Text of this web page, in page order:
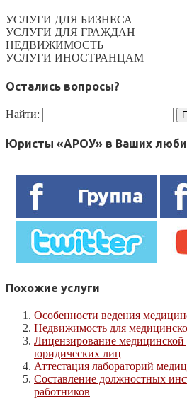
УСЛУГИ ДЛЯ БИЗНЕСА
УСЛУГИ ДЛЯ ГРАЖДАН
НЕДВИЖИМОСТЬ
УСЛУГИ ИНОСТРАНЦАМ
Остались вопросы?
Найти:
Юристы «АРОУ» в Ваших
Похожие услуги
Особенности ведения
Недвижимость для
Лицензирование медицинской
юридических лиц
Аттестация лабораторий
Составление должностных
работников